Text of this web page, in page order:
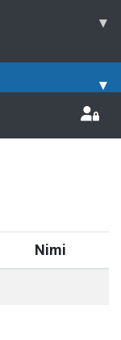
▾
▾
Nimi